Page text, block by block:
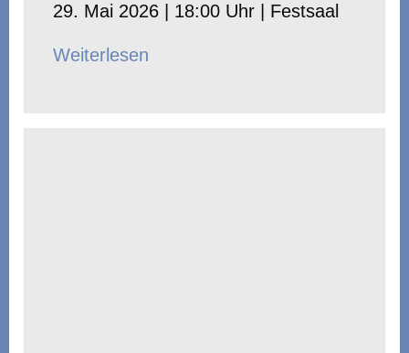
29. Mai 2026 | 18:00 Uhr | Festsaal
Weiterlesen